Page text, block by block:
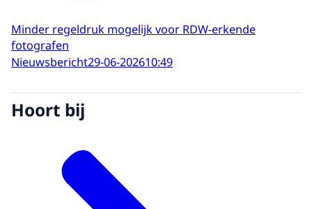
Minder regeldruk mogelijk voor RDW-erkende
fotografen
Nieuwsbericht29-06-202610:49
Hoort bij